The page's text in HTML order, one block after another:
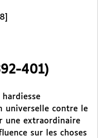
401)
universelle contre le
une extraordinaire
sur les choses